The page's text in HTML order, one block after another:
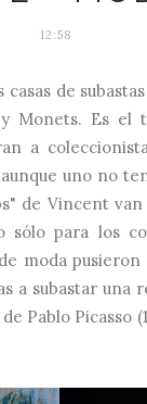
12:58
de
Monets. Es el
a
uno no
de Vincent
para los
moda
a subastar
Pablo Picasso